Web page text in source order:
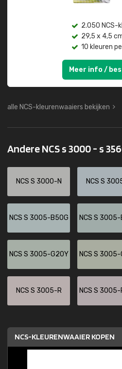
2.050 NCS-
29,5 x 4,5
10 kleuren
Meer info /
alle NCS-kleurenwaaiers bekijken
Andere NCS s 3000 - s
NCS S 3000-N NCS S
NCS S 3005-B50G NCS S
NCS S 3005-G20Y NCS S
NCS S 3005-R NCS S
NCS-KLEURENWAAIER KOPEN